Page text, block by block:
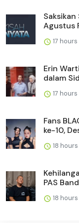
Agustus
17
Erin
dalam
17
Fans
ke-10,
18
PAS
18